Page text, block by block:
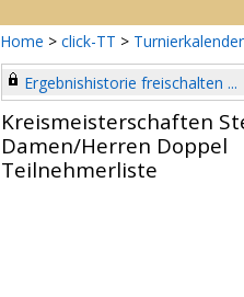
Home > click-TT > Turnierkalender
Ergebnishistorie freischalten ...
Kreismeisterschaften
Damen/Herren Doppel
Teilnehmerliste